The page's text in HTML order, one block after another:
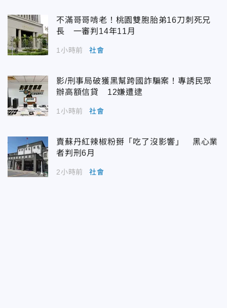
不滿哥哥啃老！桃園雙胞胎弟16刀刺死兄
長 一審判14年11月
1小時前 社會
影/刑事局破獲黑幫跨國詐騙案！專誘民眾
辦高額信貸 12嫌遭逮
1小時前 社會
賣蘇丹紅辣椒粉掰「吃了沒影響」 黑心業
者判刑6月
2小時前 社會